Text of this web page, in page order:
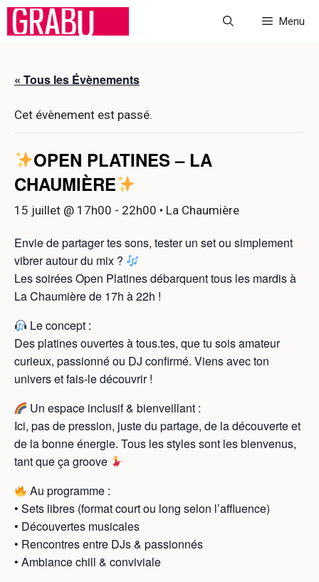
Aller
Menu
« Tous les Évènements
Cet évènement est passé.
OPEN PLATINES – LA
CHAUMIÈRE
15 juillet @ 17h00 - 22h00 • La Chaumière
Envie de partager tes sons, tester un set ou simplement
vibrer autour du mix ?
Les soirées Open Platines débarquent tous les mardis à
La Chaumière de 17h à 22h !
Le concept :
Des platines ouvertes à tous.tes, que tu sois amateur
curieux, passionné ou DJ confirmé. Viens avec ton
univers et fais-le découvrir !
Un espace inclusif & bienveillant :
Ici, pas de pression, juste du partage, de la découverte et
de la bonne énergie. Tous les styles sont les bienvenus,
tant que ça groove
Au programme :
• Sets libres (format court ou long selon l’affluence)
• Découvertes musicales
• Rencontres entre DJs & passionnés
• Ambiance chill & conviviale